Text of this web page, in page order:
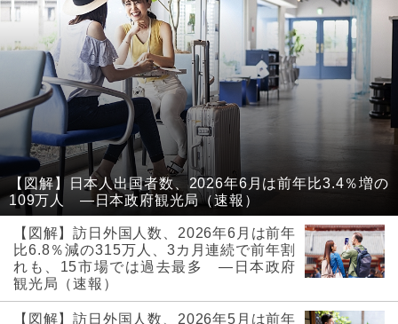
【図解】日本人出国者数、2026年6月は前年比3.4％増の
109万人 ―日本政府観光局（速報）
【図解】訪日外国人数、2026年6月は前年
比6.8％減の315万人、3カ月連続で前年割
れも、15市場では過去最多 ―日本政府
観光局（速報）
【図解】訪日外国人数、2026年5月は前年